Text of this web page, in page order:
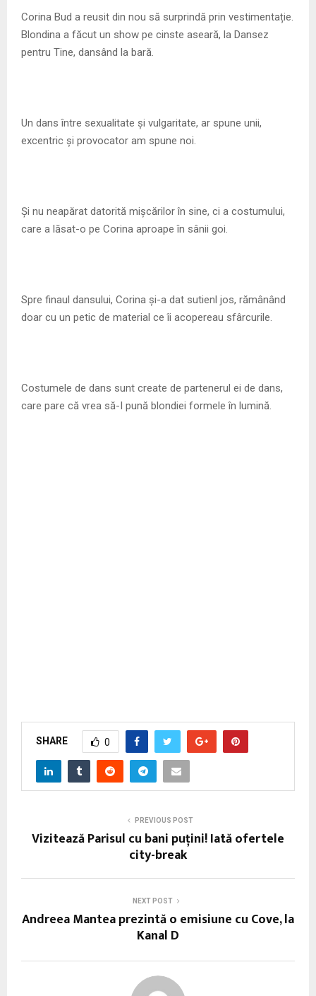
E
U
Corina Bud a reusit din nou să surprindă prin vestimentație.
Blondina a făcut un show pe cinste aseară, la Dansez
pentru Tine, dansând la bară.
Un dans între sexualitate și vulgaritate, ar spune unii,
excentric și provocator am spune noi.
Și nu neapărat datorită mișcărilor în sine, ci a costumului,
care a lăsat-o pe Corina aproape în sânii goi.
Spre finaul dansului, Corina și-a dat sutienl jos, rămânând
doar cu un petic de material ce îi acopereau sfârcurile.
Costumele de dans sunt create de partenerul ei de dans,
care pare că vrea să-I pună blondiei formele în lumină.
SHARE 0
PREVIOUS POST
Vizitează Parisul cu bani puțini! Iată ofertele
city-break
NEXT POST
Andreea Mantea prezintă o emisiune cu Cove, la
Kanal D